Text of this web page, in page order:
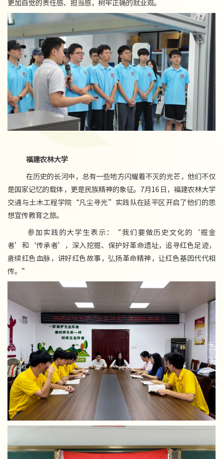
更加自觉的责任感、担当感，树牢正确的就业观。
福建农林大学
在历史的长河中，总有一些地方闪耀着不灭的光芒，他们不仅
是国家记忆的载体，更是民族精神的象征。7月16日，福建农林大学
交通与土木工程学院“凡尘寻光”实践队在延平区开启了他们的思
想宣传教育之旅。
参加实践的大学生表示：“我们要做历史文化的‘掘金
者’和‘传承者’，深入挖掘、保护好革命遗址，追寻红色足迹，
赓续红色血脉，讲好红色故事，弘扬革命精神，让红色基因代代相
传。”